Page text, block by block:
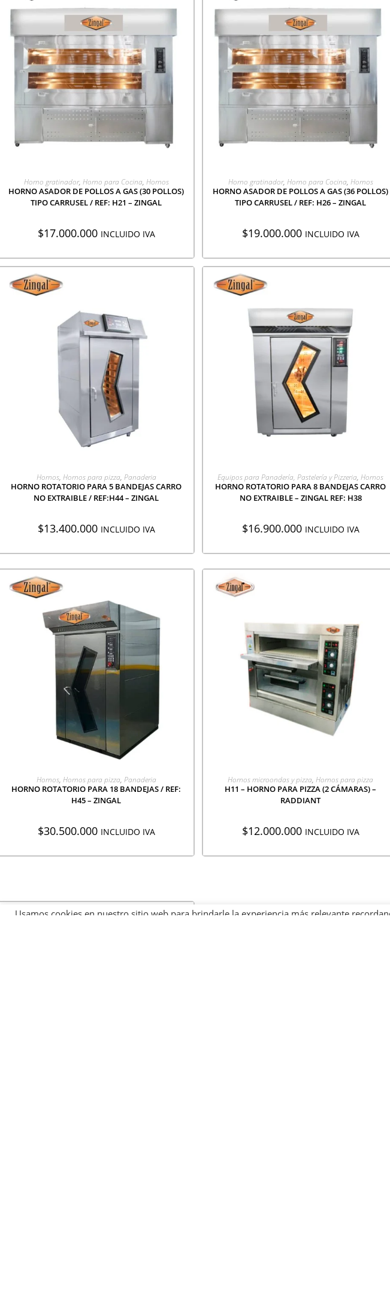
AGREGAR A COTIZACIÓN
Horno gratinador, Horno para Cocina, Hornos
HORNO ASADOR DE POLLOS A GAS (30 POLLOS)
TIPO CARRUSEL / REF: H21 – ZINGAL
$17.000.000 INCLUIDO IVA
AGREGAR A COTIZACIÓN
Horno gratinador, Horno para Cocina, Hornos
HORNO ASADOR DE POLLOS A GAS (36 POLLOS)
TIPO CARRUSEL / REF: H26 – ZINGAL
$19.000.000 INCLUIDO IVA
AGREGAR A COTIZACIÓN
Hornos, Hornos para pizza, Panaderia
HORNO ROTATORIO PARA 5 BANDEJAS CARRO
NO EXTRAIBLE / REF:H44 – ZINGAL
$13.400.000 INCLUIDO IVA
AGREGAR A COTIZACIÓN
Equipos para Panadería, Pastelería y Pizzeria, Hornos
HORNO ROTATORIO PARA 8 BANDEJAS CARRO
NO EXTRAIBLE – ZINGAL REF: H38
$16.900.000 INCLUIDO IVA
AGREGAR A COTIZACIÓN
Hornos, Hornos para pizza, Panaderia
HORNO ROTATORIO PARA 18 BANDEJAS / REF:
H45 – ZINGAL
$30.500.000 INCLUIDO IVA
AGREGAR A COTIZACIÓN
Hornos microondas y pizza, Hornos para pizza
H11 – HORNO PARA PIZZA (2 CÁMARAS) –
RADDIANT
$12.000.000 INCLUIDO IVA